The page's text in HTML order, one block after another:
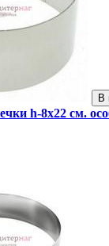
В
h-8х22 см.